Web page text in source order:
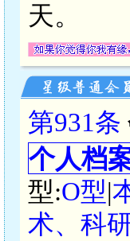
天。
第931条
个人档
型:O型|
术、科